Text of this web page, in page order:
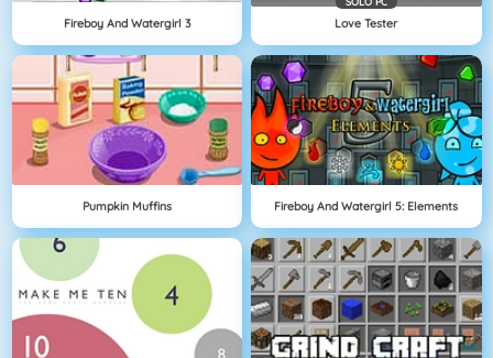
Fireboy And Watergirl 3 Love Tester
Pumpkin Muffins Fireboy And Watergirl 5: Elements